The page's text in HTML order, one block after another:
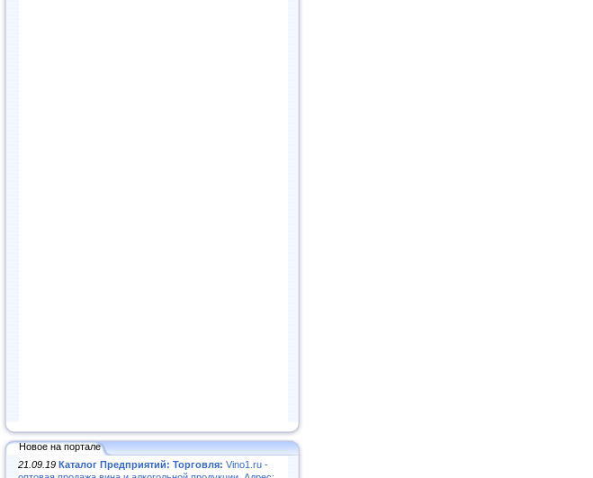
Новое на портале
21.09.19 Каталог Предприятий: Торговля: Vino1.ru -